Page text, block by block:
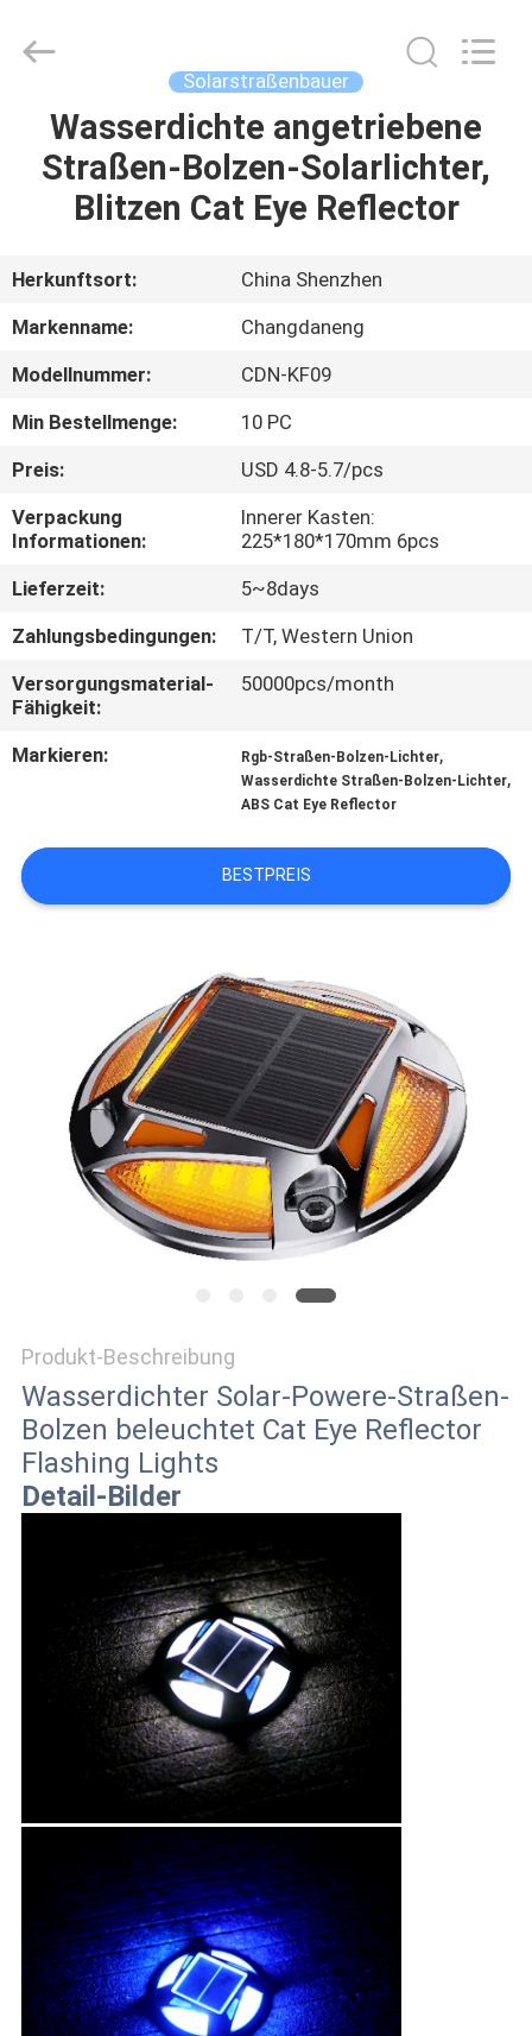
HEIM
PRODUKTE
ÜBER
UNS
FABRIK-
TOUR
QUALITÄTSKONTROLLE
KONTAKTIERE
UNS
NACHRICHTEN
FORDERN
SIE
ONLINE
SHOP
SITEMAP
DATENSCHUTZRICHTLINIE
Ltd..
Solarstraßenbauer
Wasserdichte angetriebene
Straßen-Bolzen-Solarlichter,
Blitzen Cat Eye Reflector
Herkunftsort:
China Shenzhen
Markenname:
Changdaneng
Modellnummer:
CDN-KF09
Min Bestellmenge:
10 PC
Preis:
USD 4.8-5.7/pcs
Verpackung
Informationen:
Innerer Kasten:
225*180*170mm 6pcs
Lieferzeit:
5~8days
Zahlungsbedingungen:
T/T, Western Union
Versorgungsmaterial-
Fähigkeit:
50000pcs/month
Markieren: Rgb-Straßen-Bolzen-Lichter,
Wasserdichte Straßen-Bolzen-Lichter,
ABS Cat Eye Reflector
BESTPREIS
Produkt-Beschreibung
Wasserdichter Solar-Powere-Straßen-
Bolzen beleuchtet Cat Eye Reflector
Flashing Lights
Detail-Bilder